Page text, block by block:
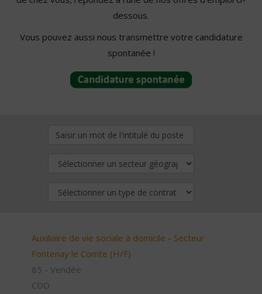
dessous.
Vous pouvez aussi nous transmettre votre candidature
spontanée !
Auxiliaire de vie sociale à domicile - Secteur
Fontenay le Comte (H/F)
85 - Vendée
CDD